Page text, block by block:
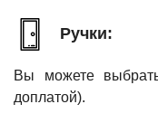
Ручки:
Вы можете
доплатой).